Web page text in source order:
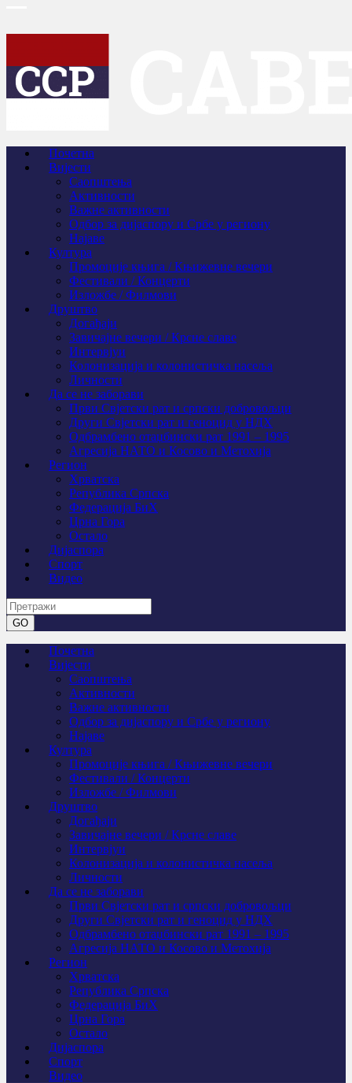
Почетна
Вијести
Саопштења
Активности
Важне активности
Одбор за дијаспору и Србе у региону
Најаве
Култура
Промоције књига / Књижевне вечери
Фестивали / Концерти
Изложбе / Филмови
Друштво
Догађаји
Завичајне вечери / Крсне славе
Интервјуи
Колонизација и колонистичка насеља
Личности
Да се не заборави
Први Свјeтски рат и српски добровољци
Други Свјетски рат и геноцид у НДХ
Одбрамбено отаџбински рат 1991 – 1995
Агресија НАТО и Косово и Метохија
Регион
Хрватска
Република Српска
Федерација БиХ
Црна Гора
Остало
Дијаспора
Спорт
Видео
Почетна
Вијести
Саопштења
Активности
Важне активности
Одбор за дијаспору и Србе у региону
Најаве
Култура
Промоције књига / Књижевне вечери
Фестивали / Концерти
Изложбе / Филмови
Друштво
Догађаји
Завичајне вечери / Крсне славе
Интервјуи
Колонизација и колонистичка насеља
Личности
Да се не заборави
Први Свјeтски рат и српски добровољци
Други Свјетски рат и геноцид у НДХ
Одбрамбено отаџбински рат 1991 – 1995
Агресија НАТО и Косово и Метохија
Регион
Хрватска
Република Српска
Федерација БиХ
Црна Гора
Остало
Дијаспора
Спорт
Видео